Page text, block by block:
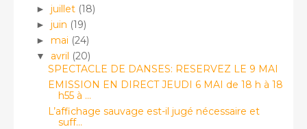
► juillet (18)
► juin (19)
► mai (24)
▼ avril (20)
SPECTACLE DE DANSES: RESERVEZ LE 9 MAI
EMISSION EN DIRECT JEUDI 6 MAI de 18 h à 18
h55 à ...
L’affichage sauvage est-il jugé nécessaire et
suff...